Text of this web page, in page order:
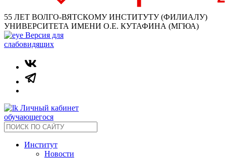
55 ЛЕТ ВОЛГО-ВЯТСКОМУ ИНСТИТУТУ (ФИЛИАЛУ)
УНИВЕРСИТЕТА ИМЕНИ О.Е. КУТАФИНА (МГЮА)
Версия для
слабовидящих
Личный кабинет
обучающегося
Институт
Новости